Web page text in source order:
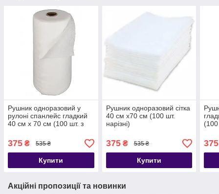
Рушник одноразовий у
рулоні спанлейс гладкий
40 см х 70 см (100 шт. з
375 ₴ 535 ₴
Купити
Рушник одноразовий сітка
40 см х70 см (100 шт.
нарізні)
375₴ 535 ₴
Купити
(100
375
Акційні пропозиції та новинки